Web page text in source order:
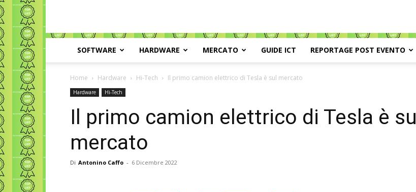
SOFTWARE HARDWARE MERCATO GUIDE ICT REPORTAGE POST EVENTO
Home Hardware Hi-Tech Il primo camion elettrico di Tesla è sul mercato
Hardware Hi-Tech
Il primo camion elettrico di Tesla è sul
mercato
Di Antonino Caffo - 6 Dicembre 2022